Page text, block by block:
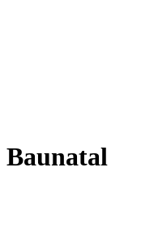
Baunatal